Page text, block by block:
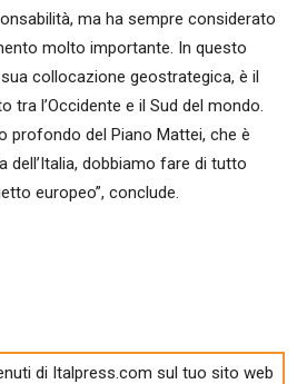
ma ha sempre considerato
molto importante. In questo
collocazione geostrategica, è il
tra l’Occidente e il Sud del mondo.
profondo del Piano Mattei, che è
dell’Italia, dobbiamo fare di tutto
europeo”, conclude.
di Italpress.com sul tuo sito web